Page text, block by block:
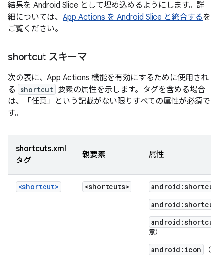
結果を Android Slice として埋め込めるようにします。詳
細については、 App Actions を Android Slice と統合するを
ご覧ください。
shortcut スキーマ
次の表に、App Actions 機能を有効にするために使用され
る
shortcut 要素の属性を示します。タグを含める場合
は、「任意」という記載がない限りすべての属性が必須で
す。
shortcuts.xml
タグ
親要素 属性
<shortcut> <shortcuts>
意）
android:icon （